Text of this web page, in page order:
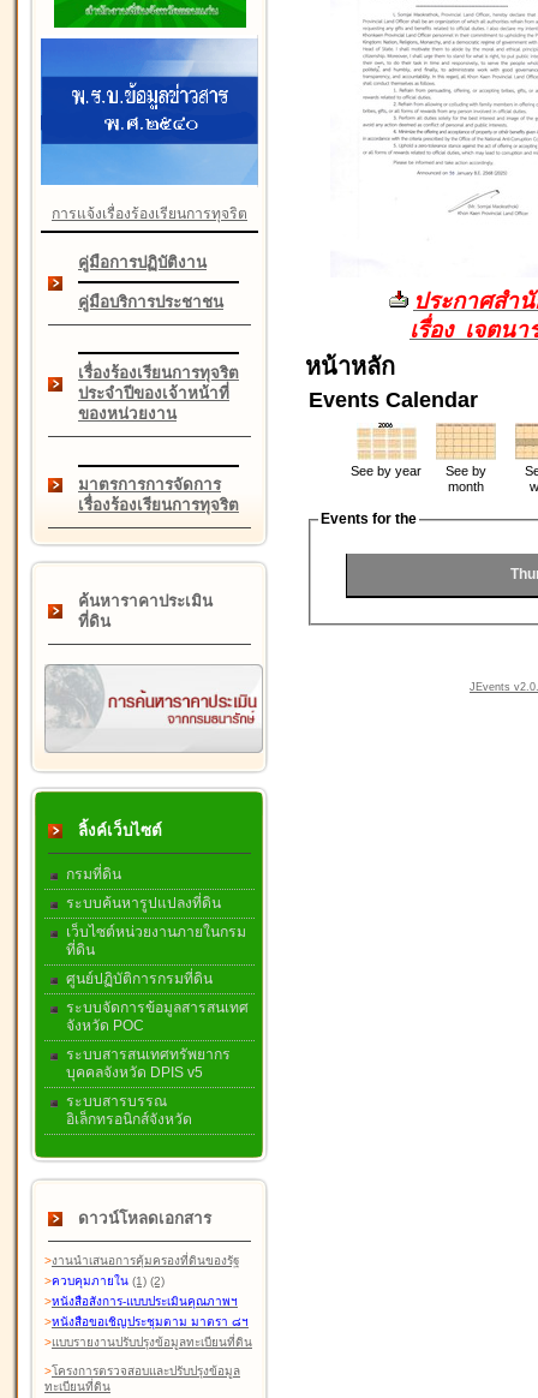
การแจ้งเรื่องร้องเรียนการทุจริต
คู่มือการปฏิบัติงาน
คู่มือบริการประชาชน
เรื่องร้องเรียนการทุจริต
ประจำปีของเจ้าหน้าที่
ของหน่วยงาน
มาตรการการจัดการ
เรื่องร้องเรียนการทุจริต
ค้นหาราคาประเมิน
ที่ดิน
ลิ้งค์เว็บไซต์
กรมที่ดิน
ระบบค้นหารูปแปลงที่ดิน
เว็บไซต์หน่วยงานภายในกรม
ที่ดิน
ศูนย์ปฏิบัติการกรมที่ดิน
ระบบจัดการข้อมูลสารสนเทศ
จังหวัด POC
ระบบสารสนเทศทรัพยากร
บุคคลจังหวัด DPIS v5
ระบบสารบรรณ
อิเล็กทรอนิกส์จังหวัด
ดาวน์โหลดเอกสาร
>งานนำเสนอการคุ้มครองที่ดินของรัฐ
>ควบคุมภายใน (1) (2)
>หนังสือสังการ-แบบประเมินคุณภาพฯ
>หนังสือขอเชิญประชุมตาม มาตรา ๘ฯ
>แบบรายงานปรับปรุงข้อมูลทะเบียนที่ดิน
>โครงการตรวจสอบและปรับปรุงข้อมูล
ทะเบียนที่ดิน
ประกาศสำ
เรื่อง เจตน
หน้าหลัก
Events Calendar
See by year
See by
month
Events for the
JEvents